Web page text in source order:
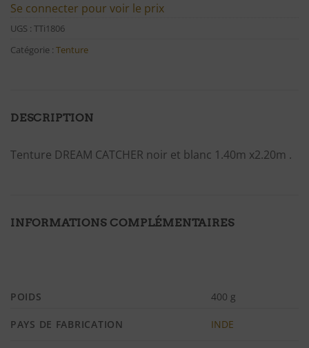
Se connecter pour voir le prix
UGS : TTi1806
Catégorie : Tenture
DESCRIPTION
Tenture DREAM CATCHER noir et blanc 1.40m x2.20m .
INFORMATIONS COMPLÉMENTAIRES
POIDS 400 g
PAYS DE FABRICATION INDE